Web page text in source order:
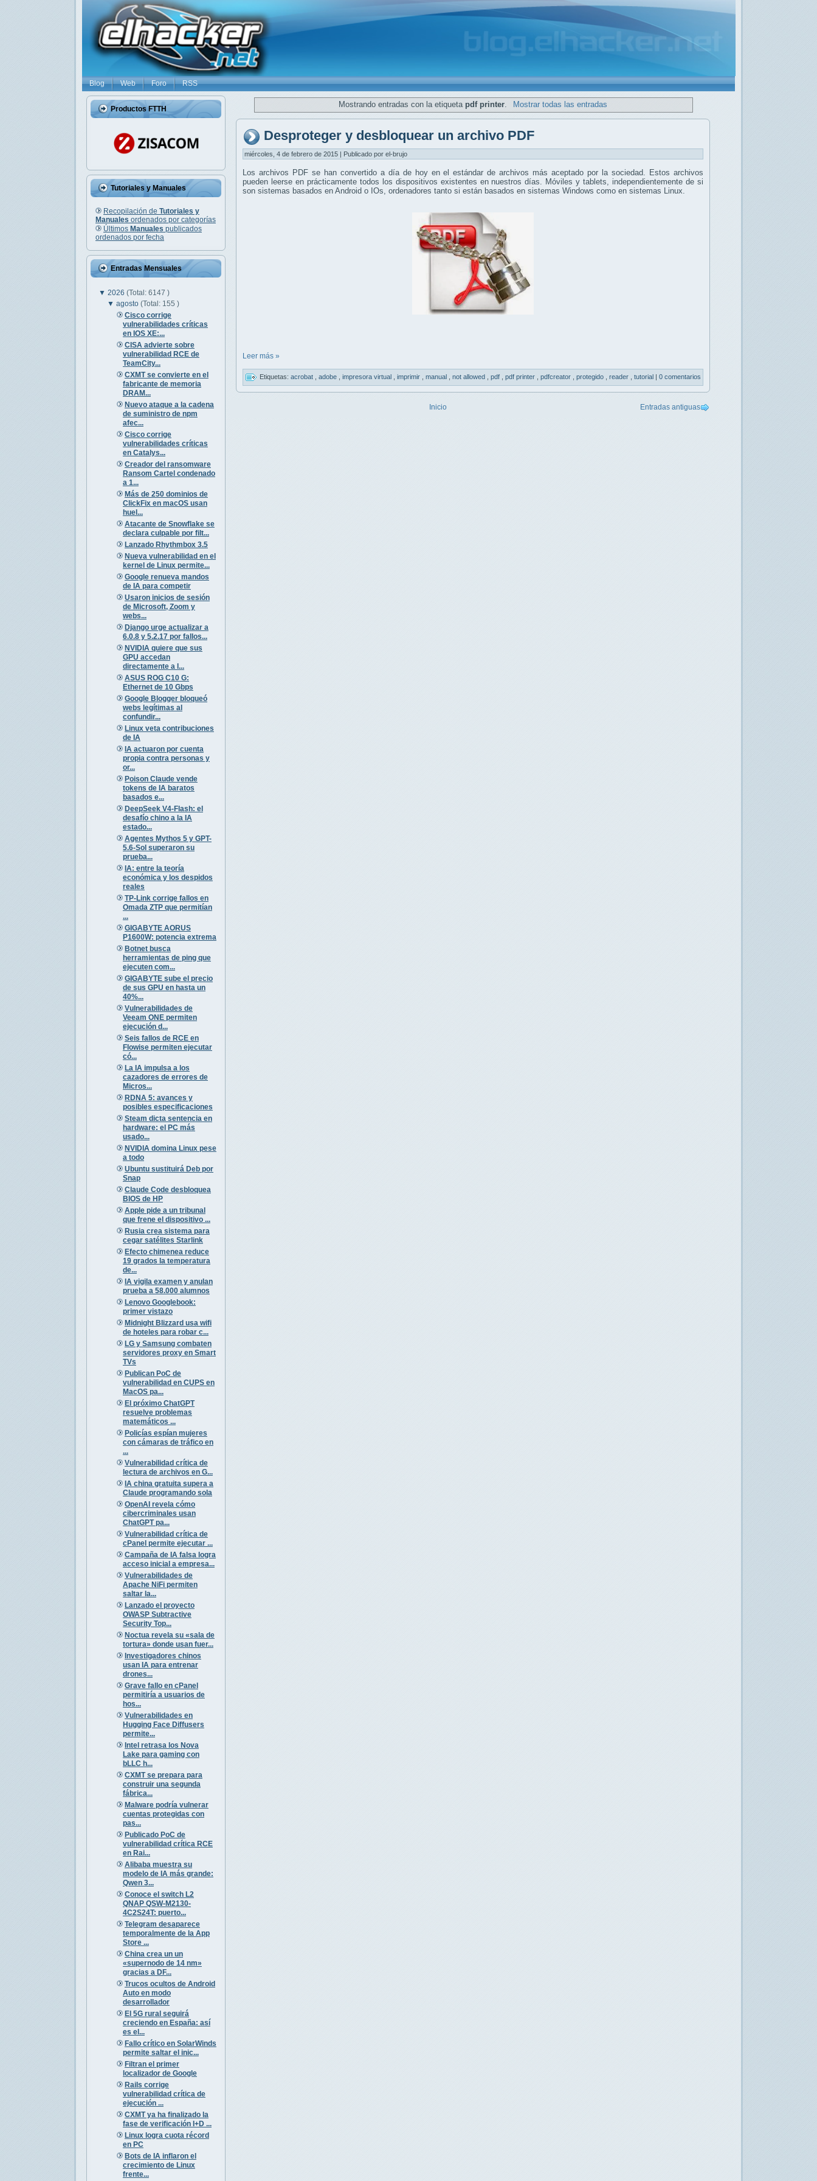
Blog Web Foro RSS
Productos FTTH
Tutoriales y Manuales
Recopilación de Tutoriales y
Manuales ordenados por categorías
Últimos Manuales publicados
ordenados por fecha
Entradas Mensuales
▼ 2026 (Total: 6147 )
▼agosto(Total: 155 )
Cisco corrige
vulnerabilidades críticas
en IOS XE:...
CISA advierte sobre
vulnerabilidad RCE de
TeamCity...
CXMT se convierte en el
fabricante de memoria
DRAM...
Nuevo ataque a la cadena
de suministro de npm
afec...
Cisco corrige
vulnerabilidades críticas
en Catalys...
Creador del ransomware
Ransom Cartel condenado
a 1...
Más de 250 dominios de
ClickFix en macOS usan
huel...
Atacante de Snowflake se
declara culpable por filt...
Lanzado Rhythmbox 3.5
Nueva vulnerabilidad en el
kernel de Linux permite...
Google renueva mandos
de IA para competir
Usaron inicios de sesión
de Microsoft, Zoom y
webs...
Django urge actualizar a
6.0.8 y 5.2.17 por fallos...
NVIDIA quiere que sus
GPU accedan
directamente a l...
ASUS ROG C10 G:
Ethernet de 10 Gbps
Google Blogger bloqueó
webs legítimas al
confundir...
Linux veta contribuciones
de IA
IA actuaron por cuenta
propia contra personas y
or...
Poison Claude vende
tokens de IA baratos
basados e...
DeepSeek V4-Flash: el
desafío chino a la IA
estado...
Agentes Mythos 5 y GPT-
5.6-Sol superaron su
prueba...
IA: entre la teoría
económica y los despidos
reales
TP-Link corrige fallos en
Omada ZTP que permitían
...
GIGABYTE AORUS
P1600W: potencia extrema
Botnet busca
herramientas de ping que
ejecuten com...
GIGABYTE sube el precio
de sus GPU en hasta un
40%...
Vulnerabilidades de
Veeam ONE permiten
ejecución d...
Seis fallos de RCE en
Flowise permiten ejecutar
có...
La IA impulsa a los
cazadores de errores de
Micros...
RDNA 5: avances y
posibles especificaciones
Steam dicta sentencia en
hardware: el PC más
usado...
NVIDIA domina Linux pese
a todo
Ubuntu sustituirá Deb por
Snap
Claude Code desbloquea
BIOS de HP
Apple pide a un tribunal
que frene el dispositivo ...
Rusia crea sistema para
cegar satélites Starlink
Efecto chimenea reduce
19 grados la temperatura
de...
IA vigila examen y anulan
prueba a 58.000 alumnos
Lenovo Googlebook:
primer vistazo
Midnight Blizzard usa wifi
de hoteles para robar c...
LG y Samsung combaten
servidores proxy en Smart
TVs
Publican PoC de
vulnerabilidad en CUPS en
MacOS pa...
El próximo ChatGPT
resuelve problemas
matemáticos ...
Policías espían mujeres
con cámaras de tráfico en
...
Vulnerabilidad crítica de
lectura de archivos en G...
IA china gratuita supera a
Claude programando sola
OpenAI revela cómo
cibercriminales usan
ChatGPT pa...
Vulnerabilidad crítica de
cPanel permite ejecutar ...
Campaña de IA falsa logra
acceso inicial a empresa...
Vulnerabilidades de
Apache NiFi permiten
saltar la...
Lanzado el proyecto
OWASP Subtractive
Security Top...
Noctua revela su «sala de
tortura» donde usan fuer...
Investigadores chinos
usan IA para entrenar
drones...
Grave fallo en cPanel
permitiría a usuarios de
hos...
Vulnerabilidades en
Hugging Face Diffusers
permite...
Intel retrasa los Nova
Lake para gaming con
bLLC h...
CXMT se prepara para
construir una segunda
fábrica...
Malware podría vulnerar
cuentas protegidas con
pas...
Publicado PoC de
vulnerabilidad crítica RCE
en Rai...
Alibaba muestra su
modelo de IA más grande:
Qwen 3...
Conoce el switch L2
QNAP QSW-M2130-
4C2S24T: puerto...
Telegram desaparece
temporalmente de la App
Store ...
China crea un un
«supernodo de 14 nm»
gracias a DF...
Trucos ocultos de Android
Auto en modo
desarrollador
El 5G rural seguirá
creciendo en España: así
es el...
Fallo crítico en SolarWinds
permite saltar el inic...
Filtran el primer
localizador de Google
Rails corrige
vulnerabilidad crítica de
ejecución ...
CXMT ya ha finalizado la
fase de verificación I+D ...
Linux logra cuota récord
en PC
Bots de IA inflaron el
crecimiento de Linux
frente...
Mostrando entradas con la etiqueta pdf printer Mostrar todas las entradas
Desproteger y desbloquear un archivo PDF
miércoles, 4 de febrero de 2015 | Publicado por el-brujo
Los archivos PDF se han convertido a día de hoy en el estándar de archivos más aceptado por la sociedad. Estos archivos
pueden leerse en prácticamente todos los dispositivos existentes en nuestros días. Móviles y tablets, independientemente de si
son sistemas basados en Android o IOs, ordenadores tanto si están basados en sistemas Windows como en sistemas Linux.
Leer más »
Etiquetas: acrobat adobe impresora virtual imprimir manual not allowed pdf pdf printer pdfcreator protegido reader tutorial | 0 comentarios
Entradas antiguas
Inicio